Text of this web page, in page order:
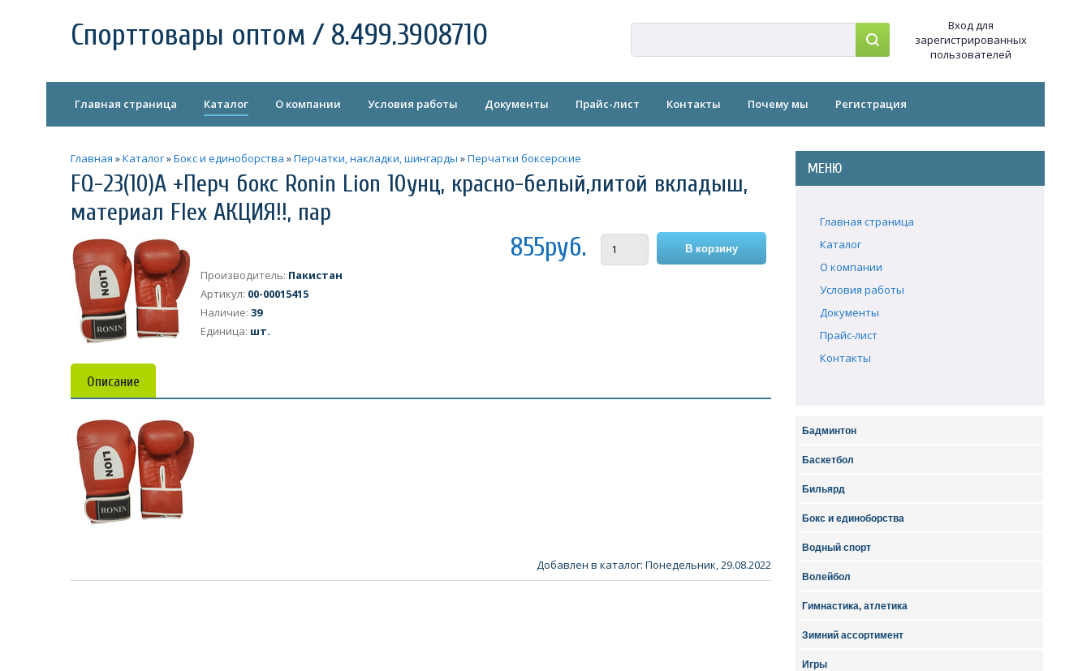
Спорттовары оптом / 8.499.3908710
Вход для
зарегистрированных
пользователей
Главная страница Каталог О компании Условия работы Документы Прайс-лист Контакты Почему мы Регистрация
Главная »Каталог»Бокс и единоборства »Перчатки, накладки, шингарды »Перчатки боксерские
FQ-23(10)A +Перч бокс Ronin Lion 10унц, красно-белый,литой вкладыш,
материал Flex АКЦИЯ!!, пар
855руб.
Производитель: Пакистан
Артикул: 00-00015415
Наличие: 39
Единица: шт.
Описание
Добавлен в каталог: Понедельник, 29.08.2022
МЕНЮ
Главная страница
Каталог
О компании
Условия работы
Документы
Прайс-лист
Контакты
Бадминтон
Баскетбол
Бильярд
Бокс и единоборства
Водный спорт
Волейбол
Гимнастика, атлетика
Зимний ассортимент
Игры